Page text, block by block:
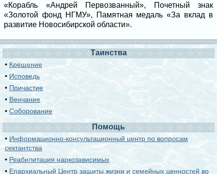
«Корабль «Андрей Первозванный»,
Почетный знак
«Золотой фонд НГМУ»,
Памятная медаль «За вклад в
развитие Новосибирской области».
Таинства
• Крещение
• Исповедь
• Причастие
• Венчание
•Соборование
Помощь
• Информационно-консультационный центр по вопросам
сектантства
• Реабилитация наркозависимых
• Епархиальный Центр защиты жизни и семейных ценностей во